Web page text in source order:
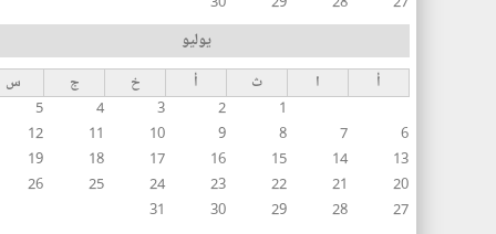
يوليو
أ ا ث أ خ ج
س
1
2
3
4
5
6
7
8
9
10
11
12
13
14
15
16
17
18
19
20
21
22
23
24
25
26
27
28
29
30
31